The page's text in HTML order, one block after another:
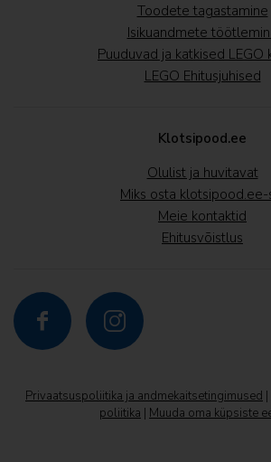
Toodete tagastamine
Isikuandmete
Puuduvad ja katkised LEGO
LEGO Ehitusjuhised
Klotsipood.ee
Olulist ja huvitavat
Miks osta klotsipood.ee-
Meie kontaktid
Ehitusvõistlus
 
Privaatsuspoliitika ja andmekaitsetingimused |
poliitika | Muuda oma küpsiste